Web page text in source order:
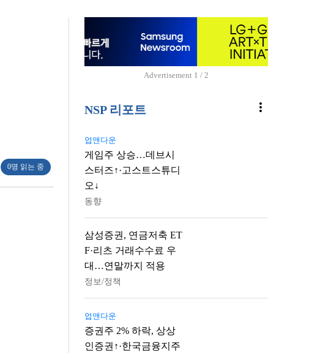
0명 읽는 중
Advertisement 1 / 2
NSP 리포트 more_vert
업앤다운
게임주 상승…데브시
스터즈↑·고스트스튜디
오↓
동향
삼성증권, 연금저축 ET
F·리츠 거래수수료 우
대…연말까지 적용
정보/정책
업앤다운
증권주 2% 하락, 상상
인증권↑·한국금융지주